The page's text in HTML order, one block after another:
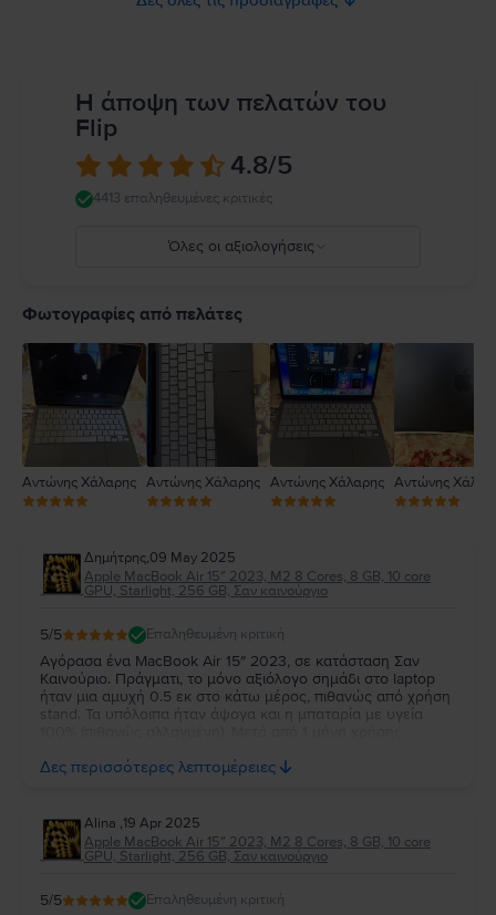
κίνδυνο υπερθέρμανσης ή τραυματισμών που σχετίζονται με τη
σας μπορεί να βρίσκεται σε παρατεταμένη επαφή με τη συσκευή ή τον
προσαρμογέα τροφοδοτικού της κατά τη λειτουργία ή τη σύνδεση σε πηγή
τροφοδοσίας. Το MacBook περιέχει μαγνήτες, καθώς και εξαρτήματα και
κεραίες που εκπέμπουν ηλεκτρομαγνητικά πεδία. Αυτοί οι μαγνήτες και τα
ηλεκτρομαγνητικά πεδία ενδέχεται να επηρεάσουν τη λειτουργία ιατρικών
συσκευών. Συμβουλευτείτε τον γιατρό σας και τον κατασκευαστή της
ιατρικής σας συσκευής για πληροφορίες σχετικά με τη συσκευή σας.
ca/guide/macbook-air/apd9b8f7aa11/mac
Η άποψη των πελατών του
Flip
4.8/5
4413 επαληθευμένες κριτικές
Όλες οι αξιολογήσεις
4
Φωτογραφίες από πελάτες
Αντώνης Χάλαρης Αντώνης Χάλαρης Αντώνης Χάλαρης Αντώνης
Δημήτρης,09 May 2025
Apple MacBook Air 15″ 2023, M2 8 Cores, 8 GB, 10 core
GPU, Starlight, 256 GB, Σαν καινούργιο
5/5 Επαληθευμένη κριτική
Αγόρασα ένα MacBook Air 15″ 2023, σε κατάσταση Σαν
Καινούριο. Πράγματι, το μόνο αξιόλογο σημάδι στο laptop
ήταν μια αμυχή 0.5 εκ στο κάτω μέρος, πιθανώς από χρήση
stand. Τα υπόλοιπα ήταν άψογα και η μπαταρία με υγεία
φορτιστής και καλώδιο.
Δες περισσότερες λεπτομέρειες
Alina ,19 Apr 2025
Apple MacBook Air 15″ 2023, M2 8 Cores, 8 GB, 10 core
GPU, Starlight, 256 GB, Σαν καινούργιο
5/5 Επαληθευμένη κριτική